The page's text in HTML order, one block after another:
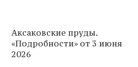
Аксаковские пруды.
«Подробности» от 3 июня
2026